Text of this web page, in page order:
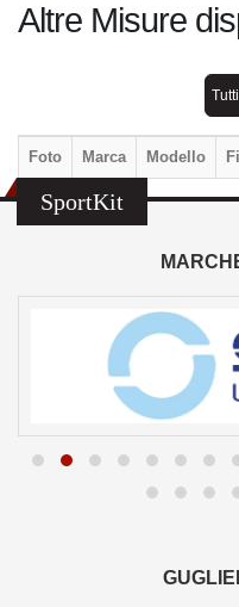
Altre Misure
Foto Marca Modello
SportKit